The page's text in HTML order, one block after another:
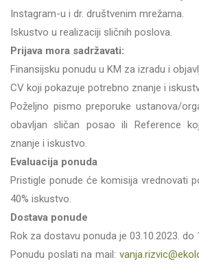
Instagram-u i dr. društvenim mrežama.
Iskustvo u realizaciji sličnih poslova.
Prijava mora sadržavati:
Finansijsku ponudu u KM za izradu i
CV koji pokazuje potrebno znanje i
Poželjno pismo preporuke ustanova/
obavljan sličan posao ili Reference
znanje i iskustvo.
Evaluacija ponuda
Pristigle ponude će komisija vrednovati
40% iskustvo.
Dostava ponude
Rok za dostavu ponuda je 03.10.2023. do
Ponudu poslati na mail: